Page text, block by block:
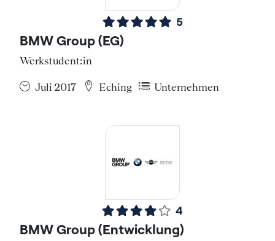
5
BMW Group (EG)
Werkstudent:in
Juli 2017 Eching Unternehmen
4
BMW Group (Entwicklung)